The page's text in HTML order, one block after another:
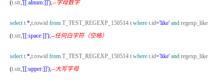
(t.str,'[[:alnum:]]');--字母数字
selectt.*,t.rowid from T_TEST_REGEXP_150514 t where t.id='like' and regexp_like
(t.str,'[[:space:]]');--任何白字符（空格）
selectt.*,t.rowid from T_TEST_REGEXP_150514 t where t.id='like' and regexp_like
(t.str,'[[:upper:]]');--大写字母